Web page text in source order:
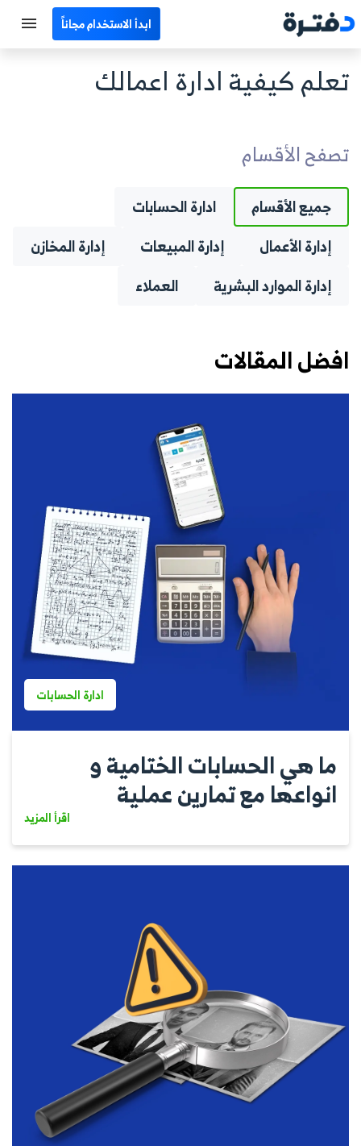
ابدأ الاستخدام مجاناً
الرئيسية
تعلم كيفية ادارة اعمالك
تصفح الأقسام
جميع الأقسام
ادارة الحسابات
إدارة الأعمال
إدارة المبيعات
إدارة المخازن
إدارة الموارد البشرية
العملاء
افضل المقالات
ادارة الحسابات
ما هي الحسابات الختامية و
انواعها مع تمارين عملية
اقرأ المزيد